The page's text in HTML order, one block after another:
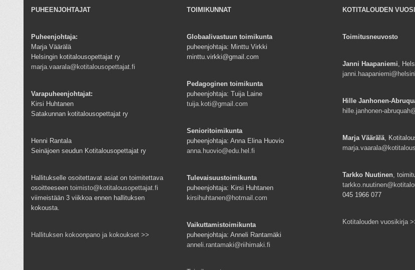
PUHEENJOHTAJAT
Puheenjohtaja:
Marja Väärälä
Helsingin kotitalousopettajat ry
marja.vaarala@kotitalousopettajat.fi
Varapuheenjohtajat:
Kirsi Huhtanen
Satakunnan kotitalousopettajat ry
Henni Rantala
Seinäjoen seudun Kotitalousopettajat ry
Hallitukselle osoitettavat asiat on toimitettava
osoitteeseentoimisto@kotitalousopettajat.fi
viimeistään 3 viikkoa ennen hallituksen
kokousta.
Hallituksen kokoonpano ja kokoukset >>
TOIMIKUNNAT
Globaalivastuun toimikunta
puheenjohtaja: Minttu Virkki
minttu.virkki@gmail.com
Pedagoginen toimikunta
puheenjohtaja: Tuija Laine
tuija.koti@gmail.com
Senioritoimikunta
puheenjohtaja: Anna Elina Huovio
anna.huovio@edu.hel.fi
Tulevaisuustoimikunta
puheenjohtaja: Kirsi Huhtanen
kirsihuhtanen@hotmail.com
Vaikuttamistoimikunta
puheenjohtaja: Anneli Rantamäki
anneli.rantamaki@riihimaki.fi
KOTITALOUDEN
Toimitusneuvosto
Janni Haapaniemi ,
Hille Janhonen-
hille.janhonen-
Marja Väärälä,
Tarkko Nuutinen,
045 1966 077
Kotitalouden vuosikirja